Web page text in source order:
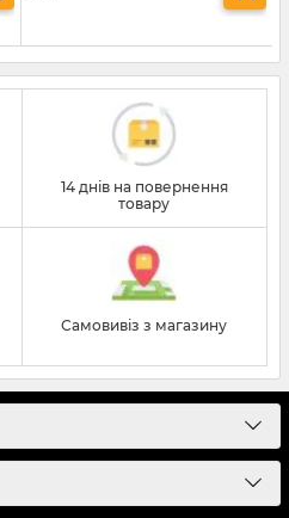
14 днів на повернення
товару
Самовивіз з магазину